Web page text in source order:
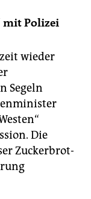
mit Polizei
wieder
Segeln
Die
Zuckerbrot-